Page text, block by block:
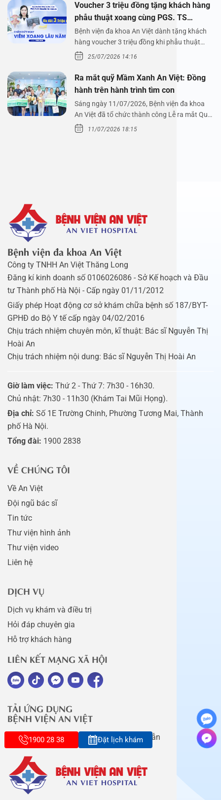
Voucher 3 triệu đồng tặng khách hàng
phẫu thuật xoang cùng PGS. TS
Nguyễn Thị Hoài An
Bệnh viện đa khoa An Việt dành tặng khách
hàng voucher 3 triệu đồng khi phẫu thuật
xoang cùng PGS.…
25/07/2026 14:16
Ra mắt quỹ Mầm Xanh An Việt: Đồng
hành trên hành trình tìm con
Sáng ngày 11/07/2026, Bệnh viện đa khoa
An Việt đã tổ chức thành công Lễ ra mắt Quỹ
Mầm Xanh…
11/07/2026 18:15
Bệnh viện đa khoa An Việt
Công ty TNHH An Việt Thăng Long
Đăng kí kinh doanh số 0106026086 - Sở Kế hoạch và Đầu
tư Thành phố Hà Nội - Cấp ngày 01/11/2012
Giấy phép Hoạt động cơ sở khám chữa bệnh số 187/BYT-
GPHĐ do Bộ Y tế cấp ngày 04/02/2016
Chịu trách nhiệm chuyên môn, kĩ thuật: Bác sĩ Nguyễn Thị
Hoài An
Chịu trách nhiệm nội dung: Bác sĩ Nguyễn Thị Hoài An
Giờ làm việc: Thứ 2 - Thứ 7: 7h30 - 16h30.
Chủ nhật: 7h30 - 11h30 (Khám Tai Mũi Họng).
Địa chỉ: Số 1E Trường Chinh, Phường Tương Mai, Thành
phố Hà Nội.
Tổng đài: 1900 2838
VỀ CHÚNG TÔI
Về An Việt
Đội ngũ bác sĩ
Tin tức
Thư viện hình ảnh
Thư viện video
Liên hệ
DỊCH VỤ
Dịch vụ khám và điều trị
Hỏi đáp chuyên gia
Hỗ trợ khách hàng
LIÊN KẾT MẠNG XÃ HỘI
TẢI ỨNG DỤNG
BỆNH VIỆN AN VIỆT
Tải app ngay để nhận nhiều ưu đãi hấp dẫn
1900 28 38 Đặt lịch khám